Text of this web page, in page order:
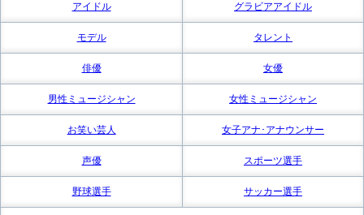
アイドル グラビアアイドル
モデル タレント
俳優 女優
男性ミュージシャン 女性ミュージシャン
お笑い芸人 女子アナ･アナウンサー
声優 スポーツ選手
野球選手 サッカー選手